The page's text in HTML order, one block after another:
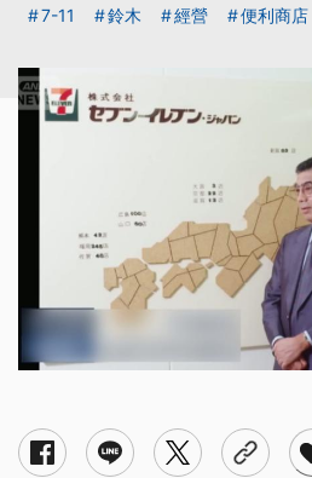
7-11 鈴木 經營 便利商店